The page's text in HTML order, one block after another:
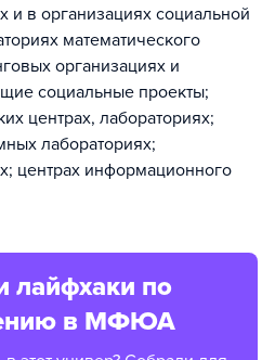
и в организациях социальной
математического
организациях и
социальные проекты;
центрах, лабораториях;
лабораториях;
центрах информационного
лайфхаки по
в МФЮА